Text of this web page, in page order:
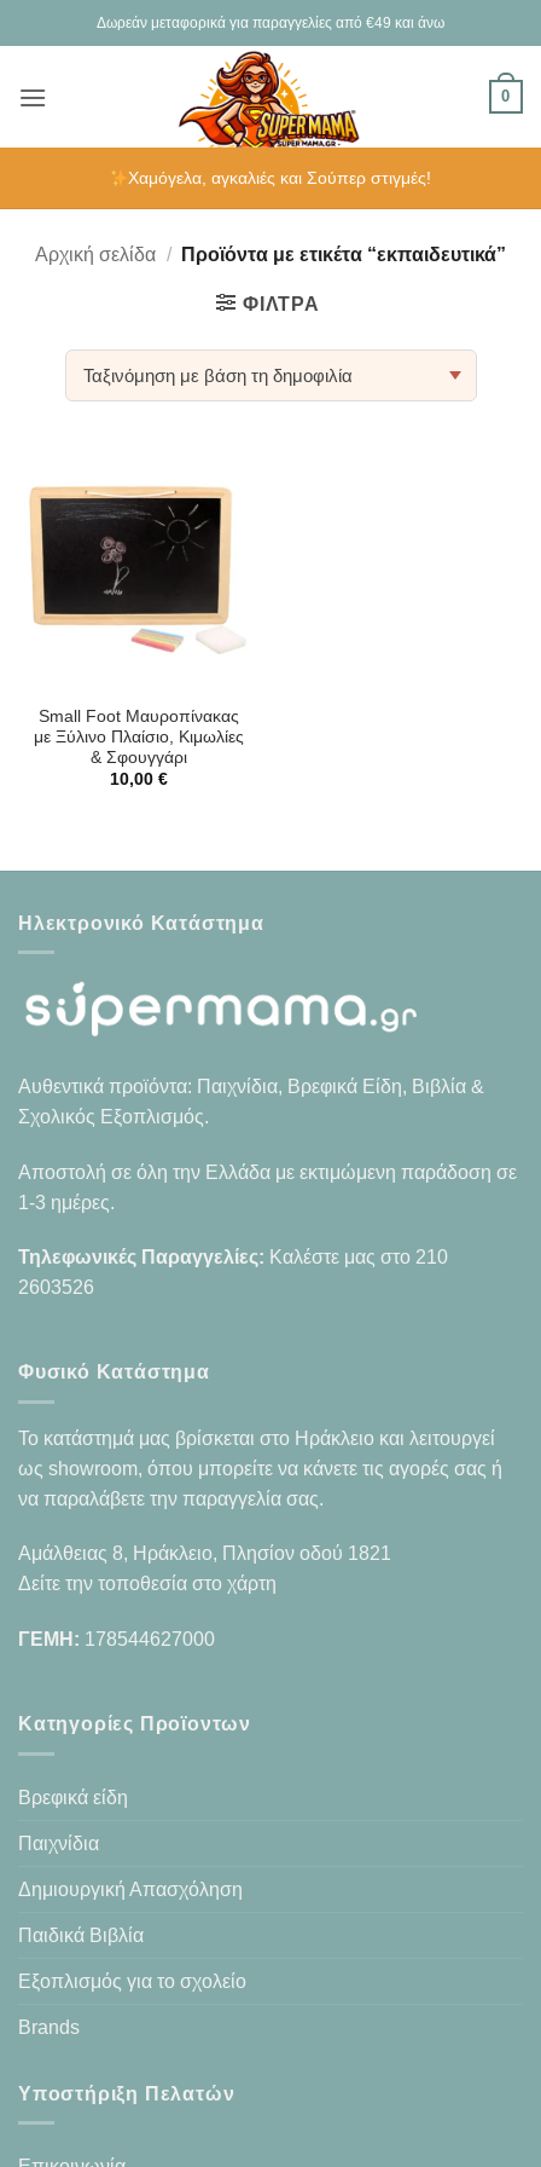
στο
Δωρεάν μεταφορικά για παραγγελίες από €49 και άνω
0
Χαμόγελα, αγκαλιές και Σούπερ στιγμές!
Αρχική σελίδα / Προϊόντα με ετικέτα “εκπαιδευτικά”
ΦΊΛΤΡΑ
Small Foot Μαυροπίνακας
με Ξύλινο Πλαίσιο, Κιμωλίες
& Σφουγγάρι
10,00 €
Ηλεκτρονικό Κατάστημα
Αυθεντικά προϊόντα: Παιχνίδια, Βρεφικά Είδη, Βιβλία &
Σχολικός Εξοπλισμός.
Αποστολή σε όλη την Ελλάδα με εκτιμώμενη παράδοση σε
1-3 ημέρες.
Τηλεφωνικές Παραγγελίες: Καλέστε μας στο 210
2603526
Φυσικό Κατάστημα
Το κατάστημά μας βρίσκεται στο Ηράκλειο και λειτουργεί
ως showroom, όπου μπορείτε να κάνετε τις αγορές σας ή
να παραλάβετε την παραγγελία σας.
Αμάλθειας 8, Ηράκλειο, Πλησίον οδού 1821
Δείτε την τοποθεσία στο χάρτη
ΓΕΜΗ: 178544627000
Κατηγορίες Προϊοντων
Βρεφικά είδη
Παιχνίδια
Δημιουργική Απασχόληση
Παιδικά Βιβλία
Εξοπλισμός για το σχολείο
Brands
Υποστήριξη Πελατών